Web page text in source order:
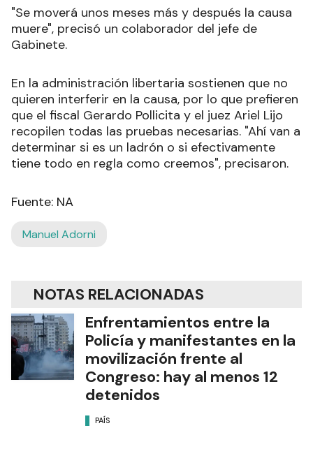
"Se moverá unos meses más y después la causa
muere", precisó un colaborador del jefe de
Gabinete.
En la administración libertaria sostienen que no
quieren interferir en la causa, por lo que prefieren
que el fiscal Gerardo Pollicita y el juez Ariel Lijo
recopilen todas las pruebas necesarias. "Ahí van a
determinar si es un ladrón o si efectivamente
tiene todo en regla como creemos", precisaron.
Fuente: NA
Manuel Adorni
NOTAS RELACIONADAS
Enfrentamientos entre la
Policía y manifestantes en la
movilización frente al
Congreso: hay al menos 12
detenidos
PAÍS